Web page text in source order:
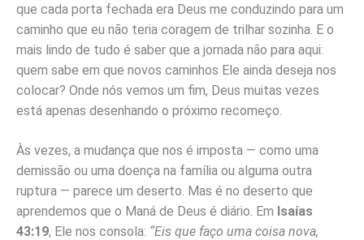
que cada porta fechada era Deus me conduzindo para um
caminho que eu não teria coragem de trilhar sozinha. E o
mais lindo de tudo é saber que a jornada não para aqui:
quem sabe em que novos caminhos Ele ainda deseja nos
colocar? Onde nós vemos um fim, Deus muitas vezes
está apenas desenhando o próximo recomeço.
Às vezes, a mudança que nos é imposta — como uma
demissão ou uma doença na família ou alguma outra
ruptura — parece um deserto. Mas é no deserto que
aprendemos que o Maná de Deus é diário. Em Isaías
43:19, Ele nos consola: “Eis que faço uma coisa nova,